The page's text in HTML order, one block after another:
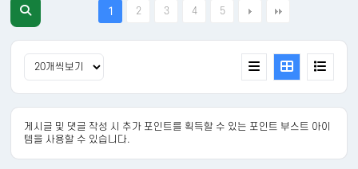
1 2 3 4 5
게시글 및 댓글 작성 시 추가 포인트를 획득할 수 있는 포인트 부스트 아이
템을 사용할 수 있습니다.